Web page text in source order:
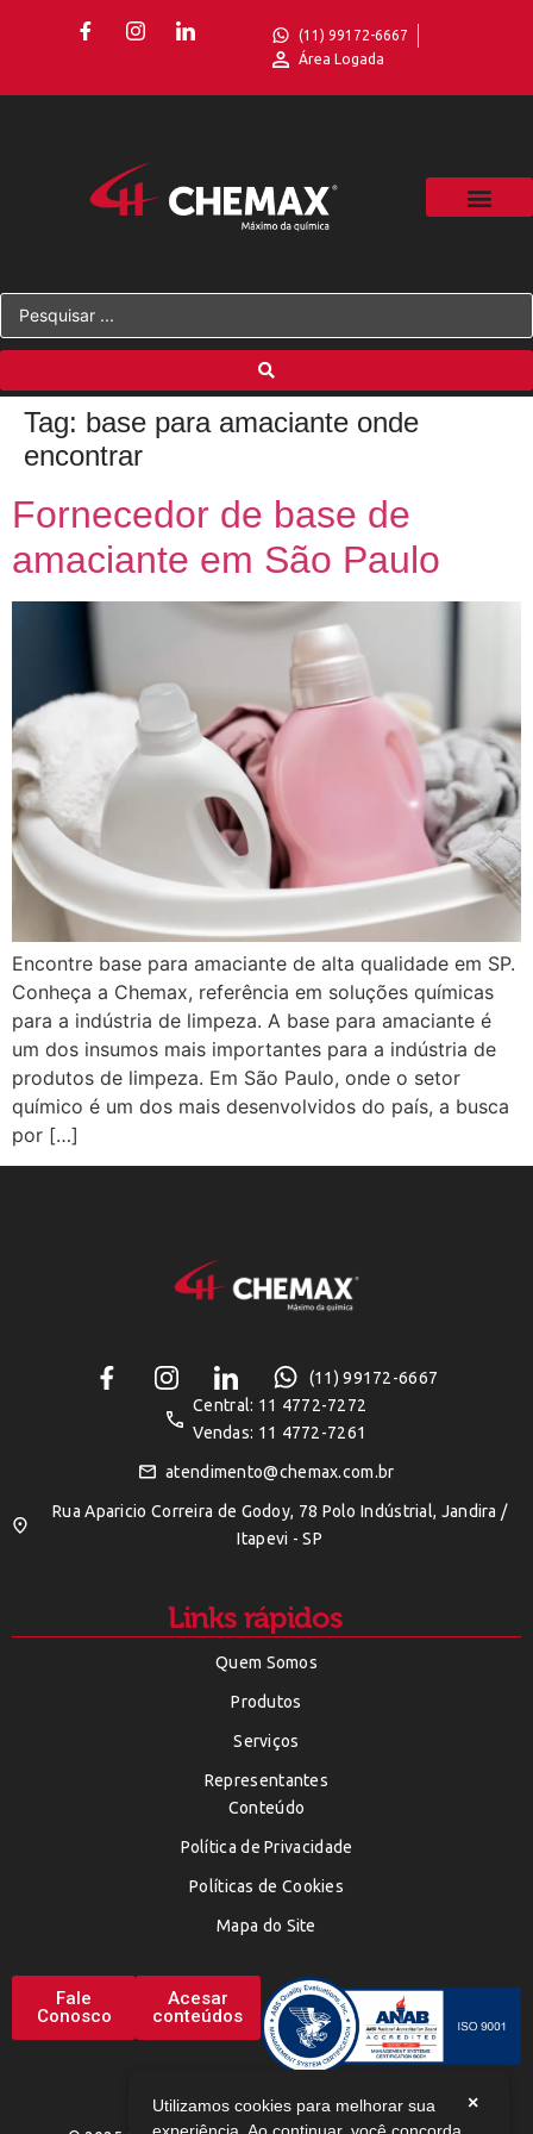
(11) 99172-6667
Área Logada
Tag: base para amaciante onde
encontrar
Fornecedor de base de
amaciante em São Paulo
Encontre base para amaciante de alta qualidade em SP.
Conheça a Chemax, referência em soluções químicas
para a indústria de limpeza. A base para amaciante é
um dos insumos mais importantes para a indústria de
produtos de limpeza. Em São Paulo, onde o setor
químico é um dos mais desenvolvidos do país, a busca
por […]
(11) 99172-6667
Central: 11 4772-7272
Vendas: 11 4772-7261
atendimento@chemax.com.br
Rua Aparicio Correira de Godoy, 78 Polo Indústrial, Jandira /
Itapevi - SP
Links rápidos
Quem Somos
Produtos
Serviços
Representantes
Conteúdo
Política de Privacidade
Políticas de Cookies
Mapa do Site
Fale
Conosco
Acesar
conteúdos
×
Utilizamos cookies para melhorar sua